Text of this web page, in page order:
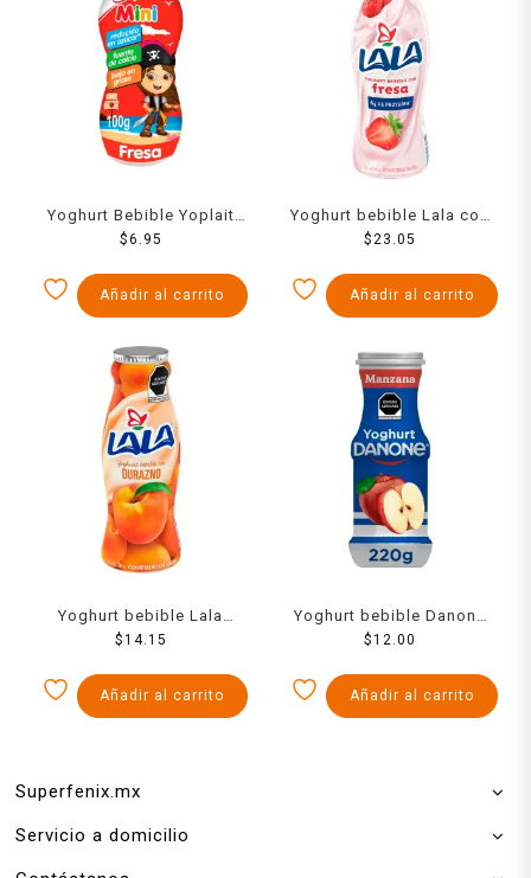
Yoghurt Bebible Yoplait
Mini Fresa 100 Grs
$6.95
Añadir al carrito
Yoghurt bebible Lala con
fresa 440 g
$23.05
Añadir al carrito
Yoghurt bebible Lala
durazno 220 g
$14.15
Añadir al carrito
Yoghurt bebible Danone
manzana 220 g
$12.00
Añadir al carrito
Superfenix.mx
Servicio a domicilio